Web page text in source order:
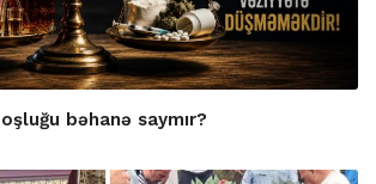
bəhanə saymır?